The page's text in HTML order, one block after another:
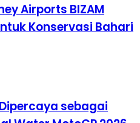
Airports BIZAM
Konservasi Bahari
sebagai